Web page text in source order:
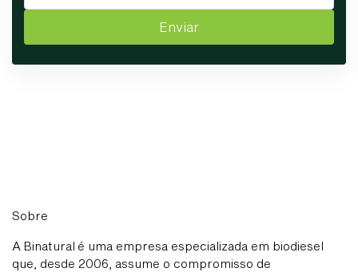
Enviar
Sobre
A Binatural é uma empresa especializada em biodiesel
que, desde 2006, assume o compromisso de